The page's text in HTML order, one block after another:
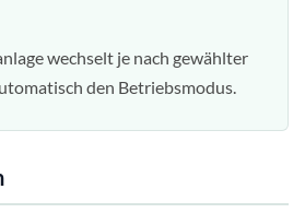
wechselt je nach gewählter
den Betriebsmodus.